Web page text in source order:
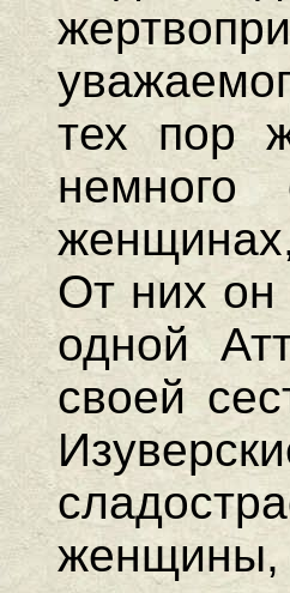
тех пор
немного
От них
одной
своей